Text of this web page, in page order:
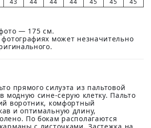
43 44 44 44 45 45 45
— 175 см.
может незначительно
прямого силуэта из пальтовой
модную сине-серую клетку. Пальто
воротник, комфортный
и оптимальную длину,
По бокам располагаются